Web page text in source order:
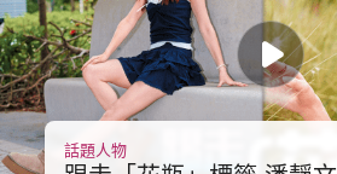
話題人物